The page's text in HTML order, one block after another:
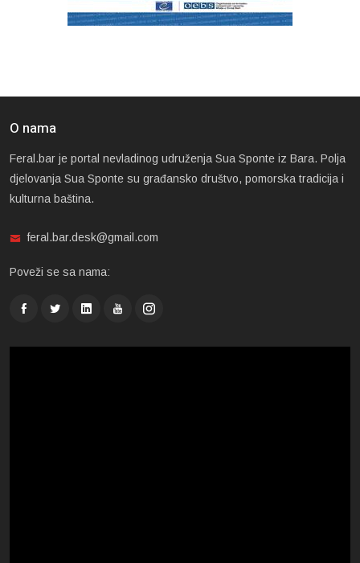
O nama
Feral.bar je portal nevladinog udruženja Sua Sponte iz Bara. Polja
djelovanja Sua Sponte su građansko društvo, pomorska tradicija i
kulturna baština.
feral.bar.desk@gmail.com
Poveži se sa nama: